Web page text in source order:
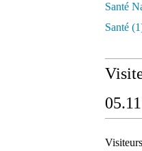
Santé
Santé